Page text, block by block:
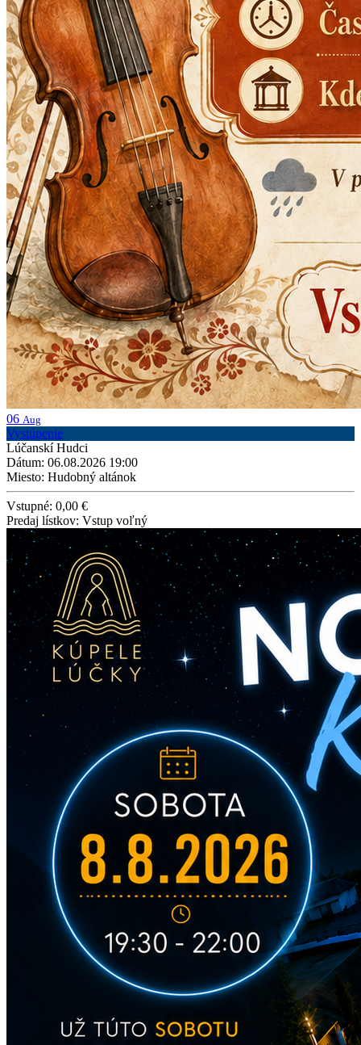
06 Aug
Vystúpenie
Lúčanskí Hudci
Dátum: 06.08.2026 19:00
Miesto: Hudobný altánok
Vstupné: 0,00 €
Predaj lístkov: Vstup voľný